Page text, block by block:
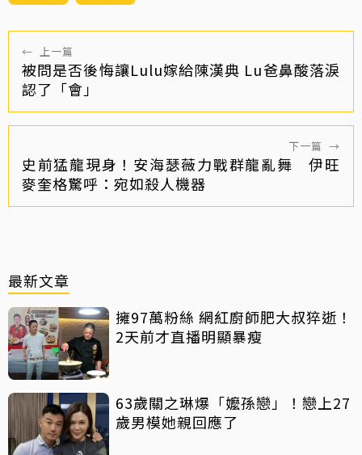
← 上一篇
被問是否後悔讓Lulu嫁給陳漢典 Lu爸鼻酸落淚
認了「會」
下一篇 →
史前猛龍現身！安海瑟薇力戰群龍亂舞 伊旺
麥奎格驚呼：宛如殺人機器
最新文章
擁97萬粉絲 網紅廚師肥大叔猝逝！
2天前才直播明顯暴瘦
63歲關之琳爆「嬤孫戀」！戀上27
歲男模她親回應了